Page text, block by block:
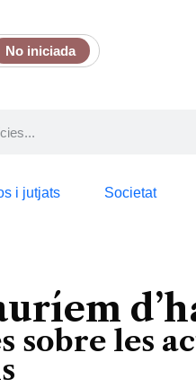
No iniciada
i jutjats Societat
sobre les